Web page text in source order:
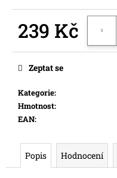
239 Kč
Kategorie:
Hmotnost:
EAN:
Zeptat se
Popis Hodnocení
u
u
j
e
m
e
FLIP
PEG
215
Kč